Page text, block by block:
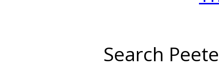
Search